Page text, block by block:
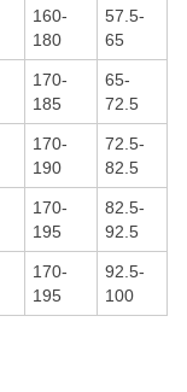
160-
180
57.5-
65
170-
185
65-
72.5
170-
190
72.5-
82.5
170-
195
82.5-
92.5
170-
195
92.5-
100